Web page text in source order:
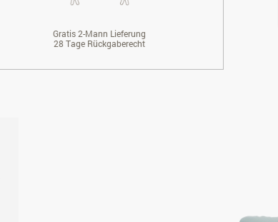
Gratis 2-Mann Lieferung
28 Tage Rückgaberecht